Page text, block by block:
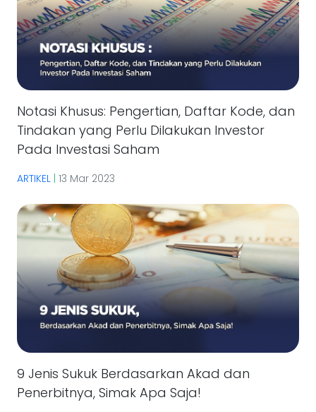
Notasi Khusus: Pengertian, Daftar Kode, dan
Tindakan yang Perlu Dilakukan Investor
Pada Investasi Saham
ARTIKEL 13 Mar 2023
9 Jenis Sukuk Berdasarkan Akad dan
Penerbitnya, Simak Apa Saja!